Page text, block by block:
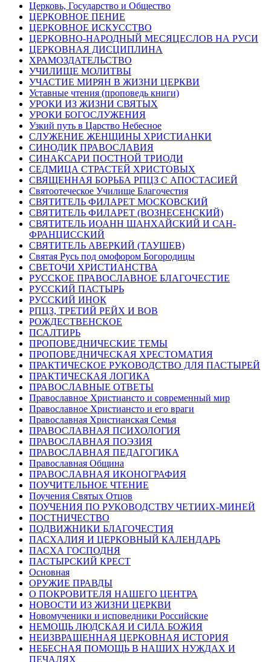
Церковь, Государство и Общество
ЦЕРКОВНОЕ ПЕНИЕ
ЦЕРКОВНОЕ ИСКУССТВО
ЦЕРКОВНО-НАРОДНЫЙ МЕСЯЦЕСЛОВ НА РУСИ
ЦЕРКОВНАЯ ДИСЦИПЛИНА
ХРАМОЗДАТЕЛЬСТВО
УЧИЛИЩЕ МОЛИТВЫ
УЧАСТИЕ МИРЯН В ЖИЗНИ ЦЕРКВИ
Уставные чтения (проповедь книги)
УРОКИ ИЗ ЖИЗНИ СВЯТЫХ
УРОКИ БОГОСЛУЖЕНИЯ
Узкий путь в Царство Небесное
СЛУЖЕНИЕ ЖЕНЩИНЫ ХРИСТИАНКИ
СИНОДИК ПРАВОСЛАВИЯ
СИНАКСАРИ ПОСТНОЙ ТРИОДИ
СЕДМИЦА СТРАСТЕЙ ХРИСТОВЫХ
СВЯЩЕННАЯ БОРЬБА РПЦЗ С АПОСТАСИЕЙ
Святоотеческое Училище Благочестия
СВЯТИТЕЛЬ ФИЛАРЕТ МОСКОВСКИЙ
СВЯТИТЕЛЬ ФИЛАРЕТ (ВОЗНЕСЕНСКИЙ)
СВЯТИТЕЛЬ ИОАНН ШАНХАЙСКИЙ И САН-
ФРАНЦИССКИЙ
СВЯТИТЕЛЬ АВЕРКИЙ (ТАУШЕВ)
Святая Русь под омофором Богородицы
СВЕТОЧИ ХРИСТИАНСТВА
РУССКОЕ ПРАВОСЛАВНОЕ БЛАГОЧЕСТИЕ
РУССКИЙ ПАСТЫРЬ
РУССКИЙ ИНОК
РПЦЗ, ТРЕТИЙ РЕЙХ И ВОВ
РОЖДЕСТВЕНСКОЕ
ПСАЛТИРЬ
ПРОПОВЕДНИЧЕСКИЕ ТЕМЫ
ПРОПОВЕДНИЧЕСКАЯ ХРЕСТОМАТИЯ
ПРАКТИЧЕСКОЕ РУКОВОДСТВО ДЛЯ ПАСТЫРЕЙ
ПРАКТИЧЕСКАЯ ЛОГИКА
ПРАВОСЛАВНЫЕ ОТВЕТЫ
Православное Христиансто и современный мир
Православное Христиансто и его враги
Православная Христианская Семья
ПРАВОСЛАВНАЯ ПСИХОЛОГИЯ
ПРАВОСЛАВНАЯ ПОЭЗИЯ
ПРАВОСЛАВНАЯ ПЕДАГОГИКА
Православная Община
ПРАВОСЛАВНАЯ ИКОНОГРАФИЯ
ПОУЧИТЕЛЬНОЕ ЧТЕНИЕ
Поучения Святых Отцов
ПОУЧЕНИЯ ПО РУКОВОДСТВУ ЧЕТИИХ-МИНЕЙ
ПОСТНИЧЕСТВО
ПОДВИЖНИКИ БЛАГОЧЕСТИЯ
ПАСХАЛИЯ И ЦЕРКОВНЫЙ КАЛЕНДАРЬ
ПАСХА ГОСПОДНЯ
ПАСТЫРСКИЙ КРЕСТ
Основная
ОРУЖИЕ ПРАВДЫ
О ПОКРОВИТЕЛЯ НАШЕГО ЦЕНТРА
НОВОСТИ ИЗ ЖИЗНИ ЦЕРКВИ
Новомученики и исповедники Российские
НЕМОЩЬ ЛЮДСКАЯ И СИЛА БОЖИЯ
НЕИЗВРАЩЕННАЯ ЦЕРКОВНАЯ ИСТОРИЯ
НЕБЕСНАЯ ПОМОЩЬ В НАШИХ НУЖДАХ И
ПЕЧАЛЯХ